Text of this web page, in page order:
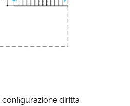
diritta